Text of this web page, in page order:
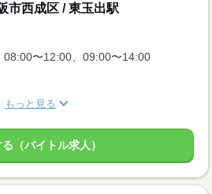
市西成区 / 東玉出駅
08:00〜12:00、09:00〜14:00
もっと見る
（バイトル求人）